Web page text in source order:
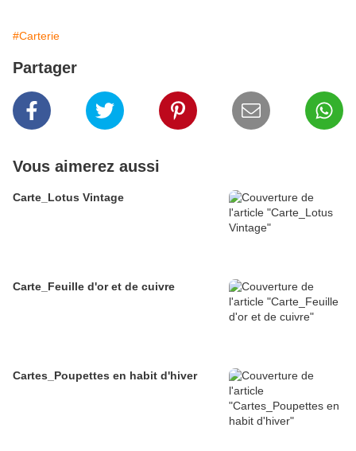
#Carterie
Partager
Vous aimerez aussi
Carte_Lotus Vintage
Carte_Feuille d'or et de cuivre
Cartes_Poupettes en habit d'hiver